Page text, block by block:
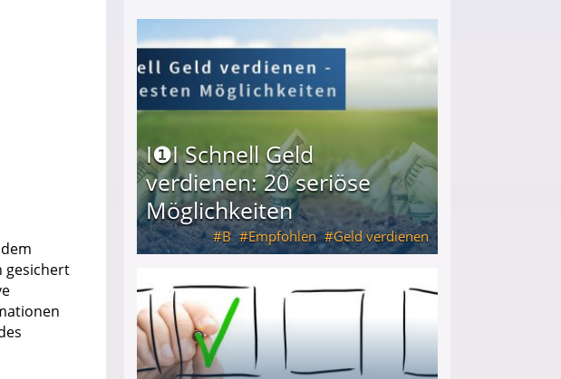
gesichert
I❶I Schnell Geld
verdienen: 20 seriöse
Möglichkeiten
B Empfohlen Geld verdienen
20 seriöse Möglichkeiten